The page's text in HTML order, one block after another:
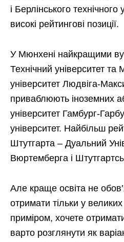
і Берлінського
високі рейтингові позиції.
У Мюнхені найкращими
Технічний університет
університет Людвіга-
приваблюють іноземних
університет Гамбург-
університет. Найбільш
Штутгарта – Дуальний
Вюртемберга і
Але краще освіта не
отримати тільки у
приміром, хочете
варто розглянути як